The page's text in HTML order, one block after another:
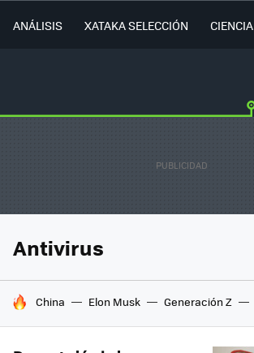
ANÁLISIS XATAKA SELECCIÓN CIENCIA
Antivirus
HOY SE HABLA DE
China Elon Musk Generación Z